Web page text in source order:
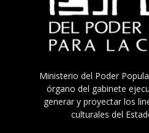
Ministerio del Poder
órgano del gabinete
generar y proyectar los
culturales del